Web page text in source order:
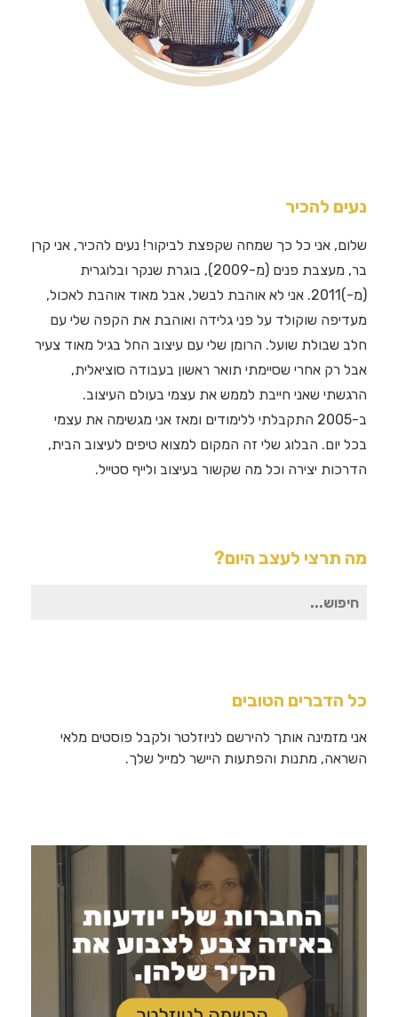
נעים להכיר
שלום, אני כל כך שמחה שקפצת לביקור! נעים להכיר, אני קרן
בר, מעצבת פנים (מ-2009), בוגרת שנקר ובלוגרית
(מ-)2011. אני לא אוהבת לבשל, אבל מאוד אוהבת לאכול,
מעדיפה שוקולד על פני גלידה ואוהבת את הקפה שלי עם
חלב שבולת שועל. הרומן שלי עם עיצוב החל בגיל מאוד צעיר
אבל רק אחרי שסיימתי תואר ראשון בעבודה סוציאלית,
הרגשתי שאני חייבת לממש את עצמי בעולם העיצוב.
ב-2005 התקבלתי ללימודים ומאז אני מגשימה את עצמי
בכל יום. הבלוג שלי זה המקום למצוא טיפים לעיצוב הבית,
הדרכות יצירה וכל מה שקשור בעיצוב ולייף סטייל.
מה תרצי לעצב היום?
חיפוש
כל הדברים הטובים
אני מזמינה אותך להירשם לניוזלטר ולקבל פוסטים מלאי
השראה, מתנות והפתעות היישר למייל שלך.